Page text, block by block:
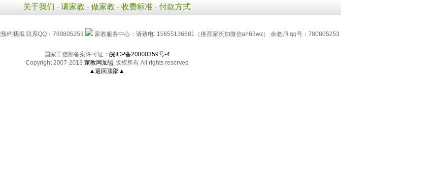
关于我们 - 请家教 - 做家教 - 收费标准 - 付款方式
约我哦 联系QQ：780805253 家教服务中心：请致电: 15655136681（推荐家长加微信ah63wz） 余老师 qq号：780805253
国家工信部备案许可证： 皖ICP备20000359号-4
Copyright 2007-2013 家教网加盟 版权所有 All rights reserved
▲返回顶部▲